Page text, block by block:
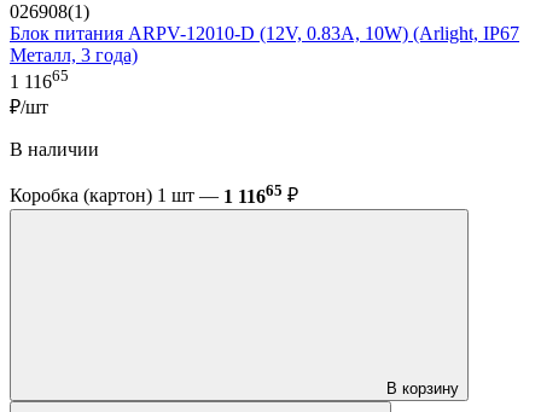
026908(1)
Блок питания ARPV-12010-D (12V, 0.83A, 10W) (Arlight, IP67
Металл, 3 года)
1 11665
₽/шт
В наличии
Коробка (картон) 1 шт — 1 11665 ₽
В корзину